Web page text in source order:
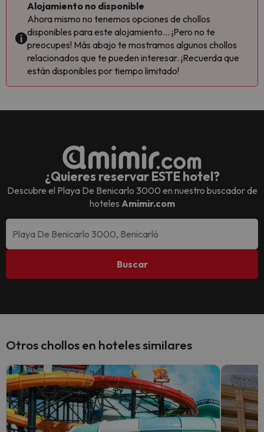
Alojamiento no disponible
Ahora mismo no tenemos opciones de chollos
disponibles para este alojamiento... ¡Pero no te
preocupes! Más abajo te mostramos algunos chollos
relacionados que te pueden interesar. ¡Recuerda que
están disponibles por tiempo limitado!
¿Quieres reservar ESTE hotel?
Descubre el Playa De Benicarlo 3000 en nuestro buscador de
hoteles Amimir.com
Buscar
Otros chollos en hoteles similares